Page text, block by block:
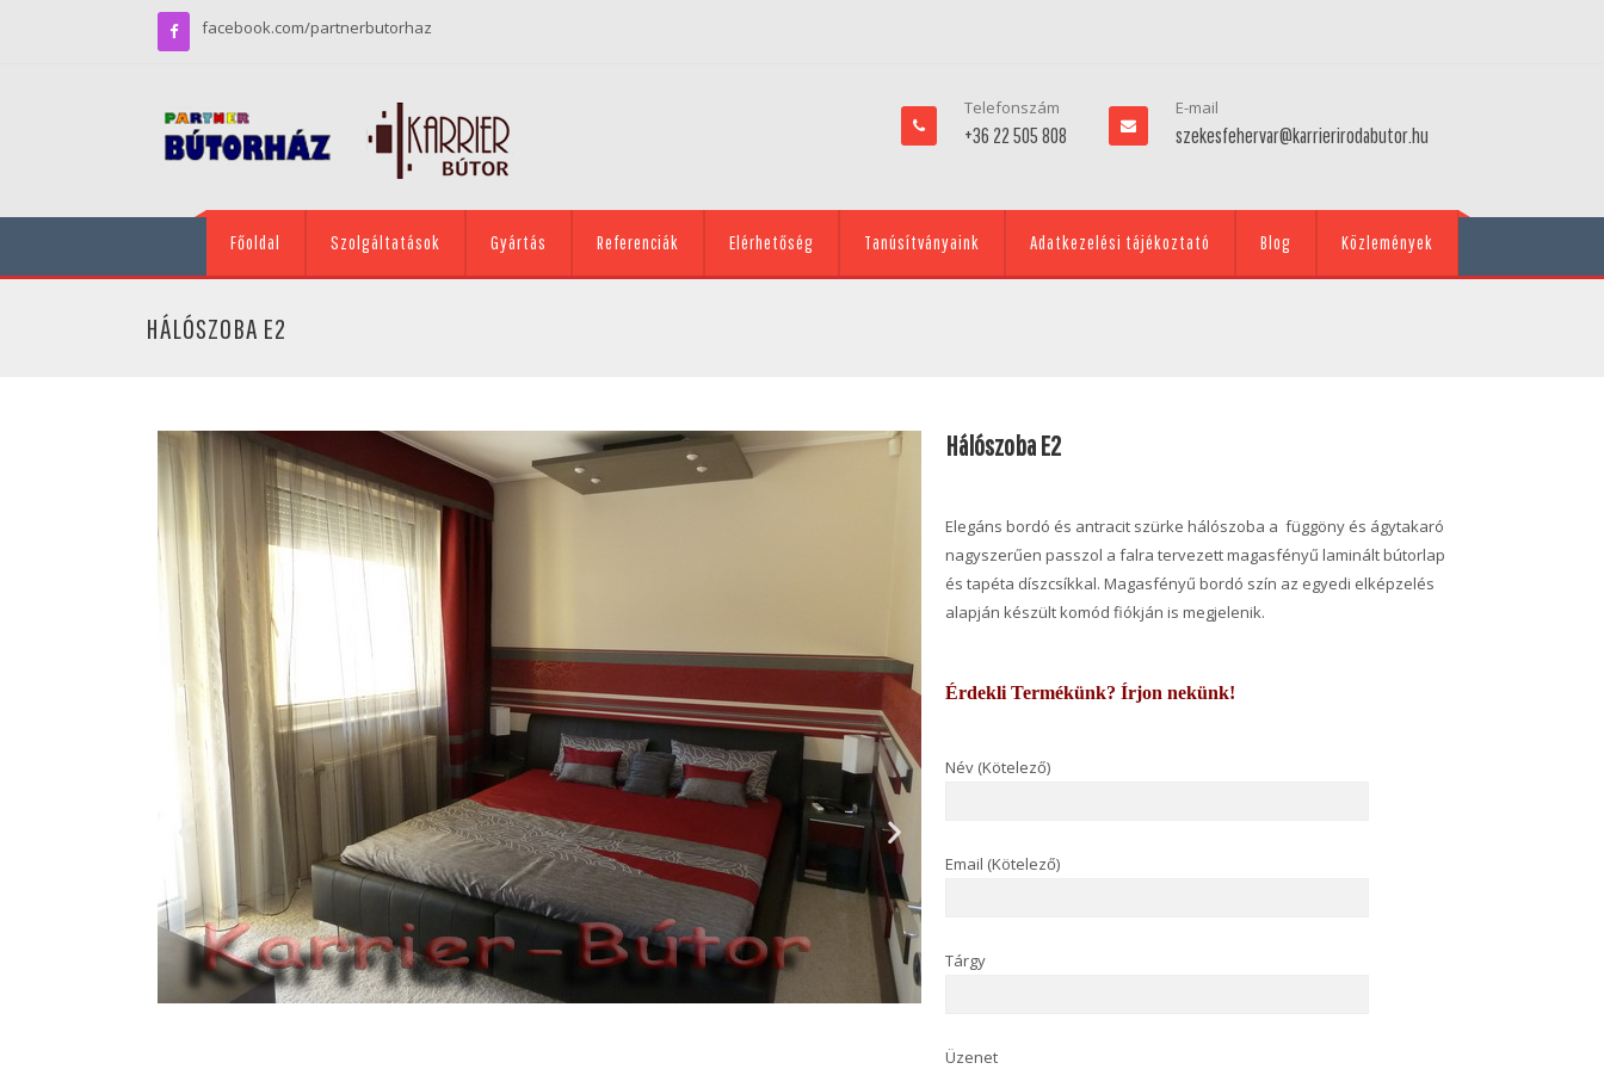
facebook.com/partnerbutorhaz
Telefonszám
+36 22 505 808
E-mail
szekesfehervar@karrierirodabutor.hu
Főoldal Szolgáltatások Gyártás Referenciák Elérhetőség Tanúsítványaink Adatkezelési tájékoztató Blog Közlemények
HÁLÓSZOBA E2
Hálószoba E2
Elegáns bordó és antracit szürke hálószoba a függöny és ágytakaró
nagyszerűen passzol a falra tervezett magasfényű laminált bútorlap
és tapéta díszcsíkkal. Magasfényű bordó szín az egyedi elképzelés
alapján készült komód fiókján is megjelenik.
Érdekli Termékünk? Írjon nekünk!
Név (Kötelező)
Email (Kötelező)
Tárgy
Üzenet